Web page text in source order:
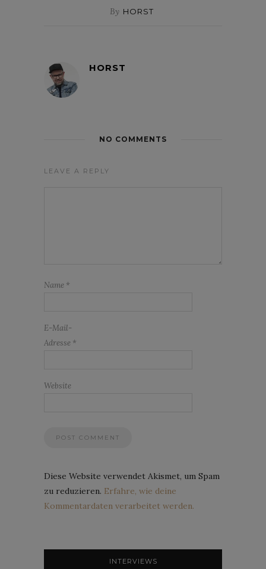
By HORST
HORST
NO COMMENTS
LEAVE A REPLY
Name *
E-Mail-
Adresse *
Website
Diese Website verwendet Akismet, um Spam
zu reduzieren. Erfahre, wie deine
Kommentardaten verarbeitet werden.
INTERVIEWS